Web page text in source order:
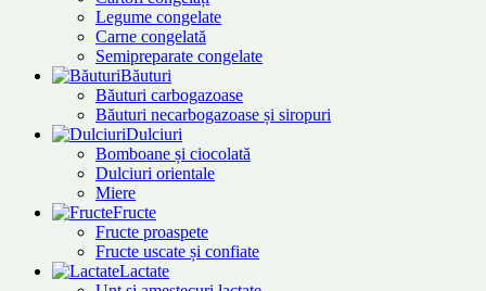
Legume congelate
Carne congelată
Semipreparate congelate
Băuturi
Băuturi carbogazoase
Băuturi necarbogazoase și siropuri
Dulciuri
Bomboane și ciocolată
Dulciuri orientale
Miere
Fructe
Fructe proaspete
Fructe uscate și confiate
Lactate